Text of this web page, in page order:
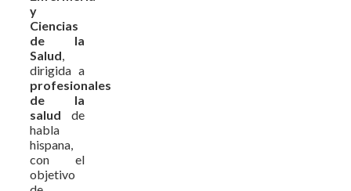
y
Ciencias
de la
Salud,
dirigida a
profesionales
de la
salud de
habla
hispana,
con el
objetivo